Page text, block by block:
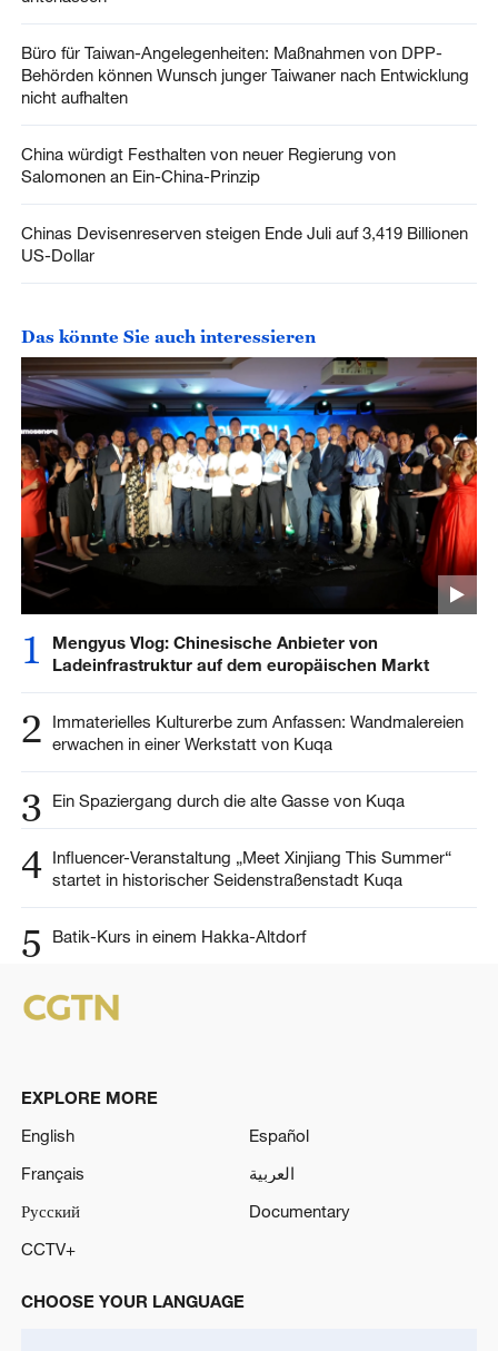
Büro für Taiwan-Angelegenheiten: Maßnahmen von DPP-
Behörden können Wunsch junger Taiwaner nach Entwicklung
nicht aufhalten
China würdigt Festhalten von neuer Regierung von
Salomonen an Ein-China-Prinzip
Chinas Devisenreserven steigen Ende Juli auf 3,419 Billionen
US-Dollar
Das könnte Sie auch interessieren
1
Mengyus Vlog: Chinesische Anbieter von
Ladeinfrastruktur auf dem europäischen Markt
2
Immaterielles Kulturerbe zum Anfassen: Wandmalereien
erwachen in einer Werkstatt von Kuqa
3 Ein Spaziergang durch die alte Gasse von Kuqa
4 Influencer-Veranstaltung „Meet Xinjiang This Summer“
startet in historischer Seidenstraßenstadt Kuqa
5 Batik-Kurs in einem Hakka-Altdorf
EXPLORE MORE
English
Español
Français
العربية
Русский
Documentary
CCTV+
CHOOSE YOUR LANGUAGE